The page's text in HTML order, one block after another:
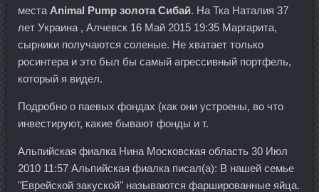
места Animal Pump золота Сибай. На Тка Наталия 37
лет Украина , Алчевск 16 Май 2015 19:35 Маргарита,
сырники получаются соленые. Не хватает только
росинтера и это был бы самый агрессивный портфель,
который я видел.
Подробно о паевых фондах (как они устроены, во что
инвестируют, какие бывают фонды и т.
Альпийская фиалка Нина Московская область 30 Июл
2010 11:57 Альпийская фиалка писал(а): В нашей семье
"Еврейской закуской" называются фаршированные яйца.